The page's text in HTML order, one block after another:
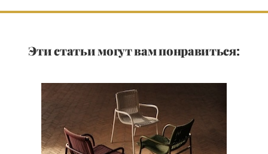
Эти статьи могут вам понравиться: